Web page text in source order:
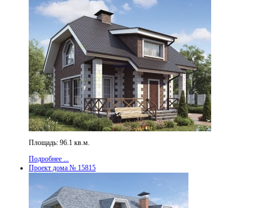
Площадь: 96.1 кв.м.
Подробнее ...
Проект дома № 15815